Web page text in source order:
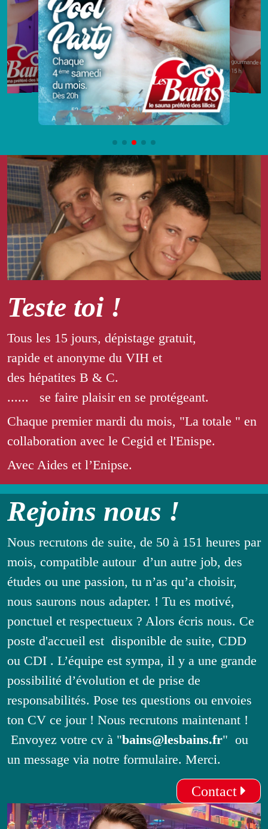
Teste toi !
Tous les 15 jours, dépistage gratuit,
rapide et anonyme du VIH et
des hépatites B & C.
...... se faire plaisir en se protégeant.
Chaque premier mardi du mois, "La totale " en
collaboration avec le Cegid et l'Enispe.
Avec Aides et l’Enipse.
Rejoins nous !
Nous recrutons de suite, de 50 à 151 heures par
mois, compatible autour d’un autre job, des
études ou une passion, tu n’as qu’a choisir,
nous saurons nous adapter. ! Tu es motivé,
ponctuel et respectueux ? Alors écris nous. Ce
poste d'accueil est disponible de suite, CDD
ou CDI . L’équipe est sympa, il y a une grande
possibilité d’évolution et de prise de
responsabilités. Pose tes questions ou envoies
ton CV ce jour ! Nous recrutons maintenant !
Envoyez votre cv à "bains@lesbains.fr" ou
un message via notre formulaire. Merci.
Contact